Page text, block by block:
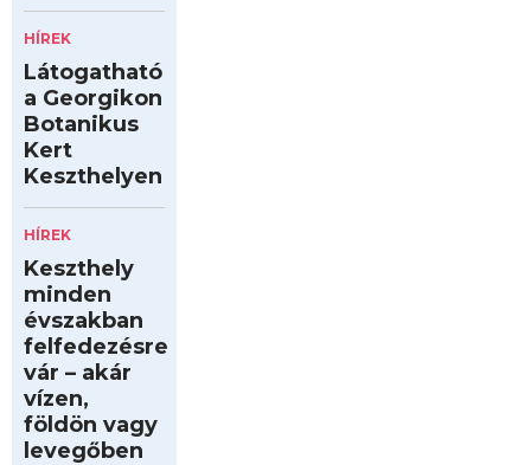
HÍREK
Látogatható
a Georgikon
Botanikus
Kert
Keszthelyen
HÍREK
Keszthely
minden
évszakban
felfedezésre
vár – akár
vízen,
földön vagy
levegőben